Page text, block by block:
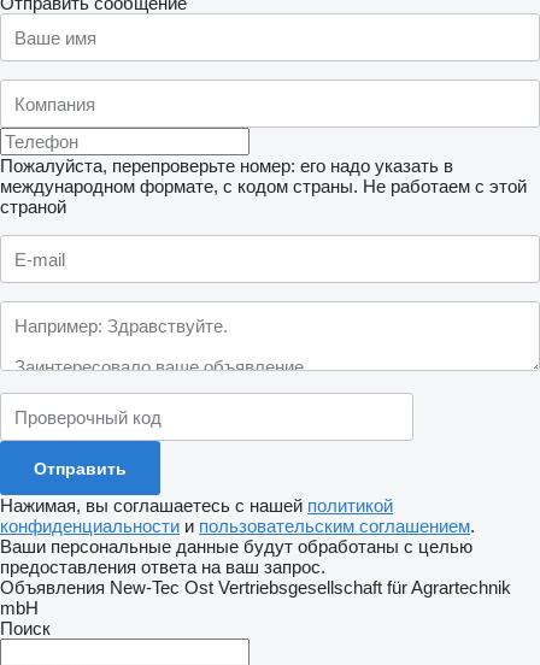
Пожалуйста, перепроверьте номер: его надо указать в
международном формате, с кодом страны. Не работаем с этой
страной
Нажимая, вы соглашаетесь с нашей политикой
конфиденциальности и пользовательским соглашением.
Ваши персональные данные будут обработаны с целью
предоставления ответа на ваш запрос.
Объявления New-Tec Ost Vertriebsgesellschaft für Agrartechnik
mbH
Поиск